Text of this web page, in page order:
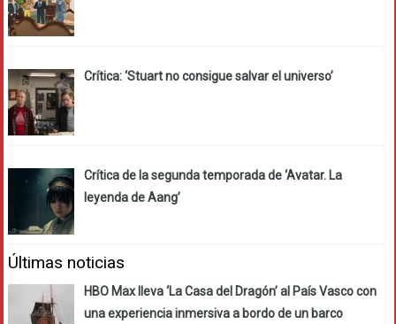
Crítica: ‘Stuart no consigue salvar el universo’
Crítica de la segunda temporada de ‘Avatar. La
leyenda de Aang’
Últimas noticias
HBO Max lleva ‘La Casa del Dragón’ al País Vasco con
una experiencia inmersiva a bordo de un barco